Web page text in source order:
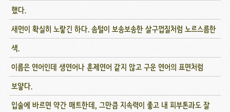
했다.
새먼이 확실히 노랗긴 하다. 솜털이 보송보송한 살구껍질처럼 노르스름한
색.
이름은 연어인데 생연어나 훈제연어 같지 않고 구운 연어의 표면처럼
보얗다.
입술에 바르면 약간 매트한데, 그만큼 지속력이 좋고 내 피부톤과도 잘